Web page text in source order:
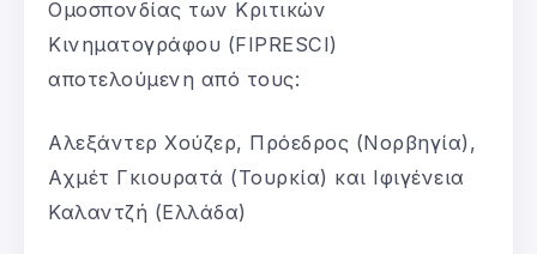
Ομοσπονδίας των Κριτικών
Κινηματογράφου (FIPRESCI)
αποτελούμενη από τους:
Αλεξάντερ Χούζερ, Πρόεδρος (Νορβηγία),
Αχμέτ Γκιουρατά (Τουρκία) και Ιφιγένεια
Καλαντζή (Ελλάδα)